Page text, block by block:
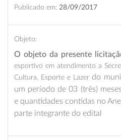
Publicado em: 28/09/2017
Objeto:
O objeto da presente
esportivo em atendimento a
Cultura, Esporte e Lazer do
um período de 03 (três)
e quantidades contidas no
parte integrante do edital